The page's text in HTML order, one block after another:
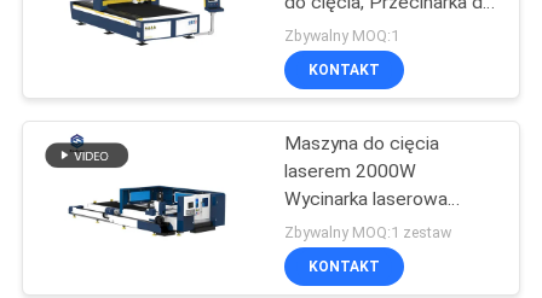
САЙТ
SITEMAP
Ręczna spawarka
laserowa
160
blach 1000W 1500W
2000W
Zbywalny MOQ:1
KONTAKT
Maszyna do cięcia
laserem 2000W
Wycinarka laserowa
światłowodu z laserem
Maxphotonics
Zbywalny MOQ:1 zestaw
KONTAKT